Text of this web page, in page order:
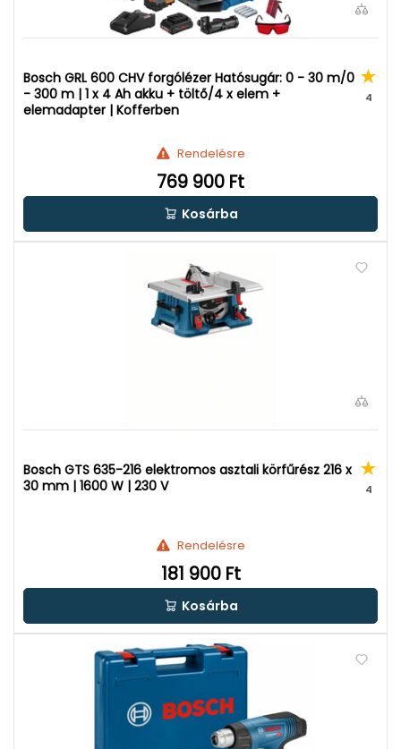
Bosch GRL 600 CHV forgólézer Hatósugár: 0 - 30 m/0
- 300 m | 1 x 4 Ah akku + töltő/4 x elem +
elemadapter | Kofferben
4
Rendelésre
769 900 Ft
Kosárba
Bosch GTS 635-216 elektromos asztali körfűrész 216 x
30 mm | 1600 W | 230 V
4
Rendelésre
181 900 Ft
Kosárba